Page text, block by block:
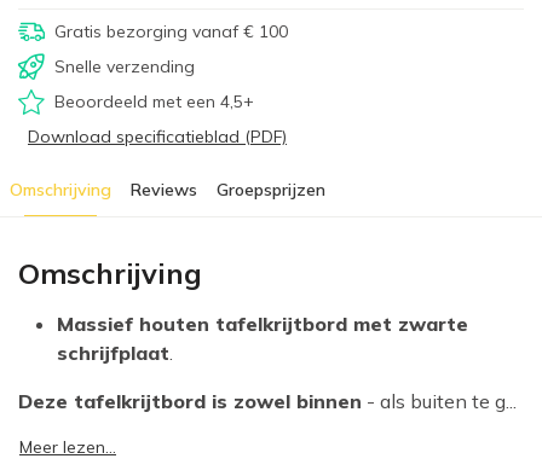
Gratis bezorging vanaf € 100
Snelle verzending
Beoordeeld met een 4,5+
Download specificatieblad (PDF)
Omschrijving Reviews Groepsprijzen
Omschrijving
Massief houten tafelkrijtbord met zwarte
schrijfplaat.
Deze tafelkrijtbord is zowel binnen - als buiten te g...
Meer lezen...